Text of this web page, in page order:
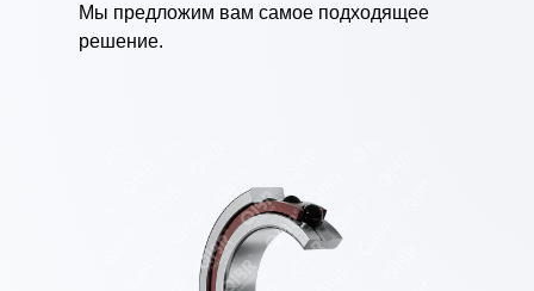
Мы предложим вам самое подходящее
решение.